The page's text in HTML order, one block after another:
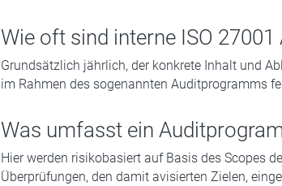
Wie oft sind interne ISO
Grundsätzlich jährlich, der konkrete Inhalt und
im Rahmen des sogenannten Auditprogramms
Was umfasst ein
Hier werden risikobasiert auf Basis des Scopes
Überprüfungen, den damit avisierten Zielen,